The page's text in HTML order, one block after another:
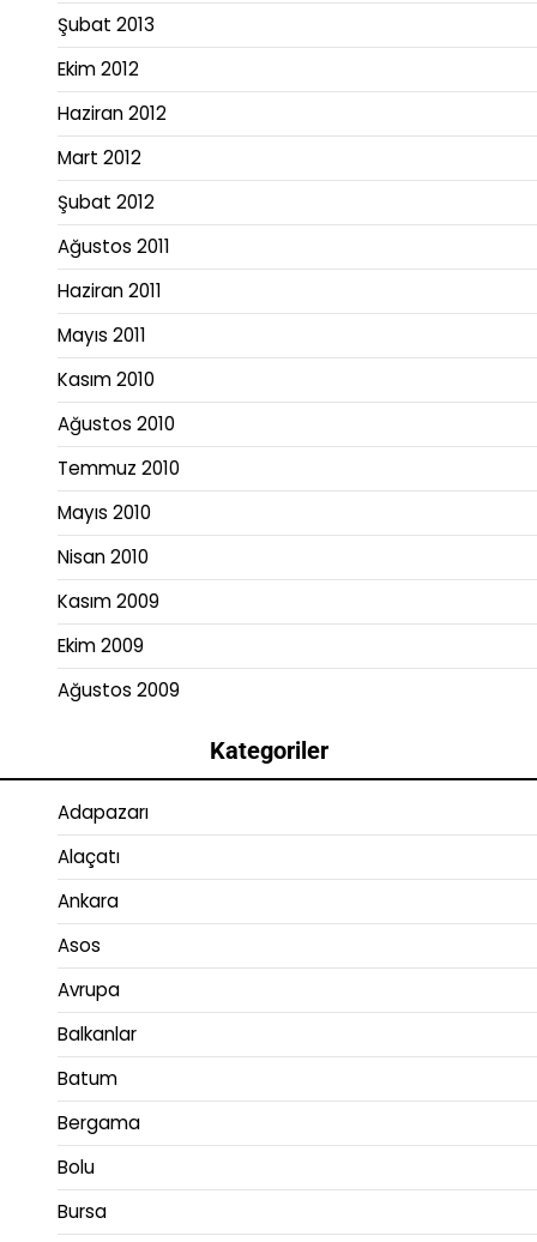
Şubat 2013
Ekim 2012
Haziran 2012
Mart 2012
Şubat 2012
Ağustos 2011
Haziran 2011
Mayıs 2011
Kasım 2010
Ağustos 2010
Temmuz 2010
Mayıs 2010
Nisan 2010
Kasım 2009
Ekim 2009
Ağustos 2009
Kategoriler
Adapazarı
Alaçatı
Ankara
Asos
Avrupa
Balkanlar
Batum
Bergama
Bolu
Bursa